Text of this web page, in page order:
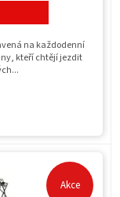
na každodenní
kteří chtějí jezdit
Akce